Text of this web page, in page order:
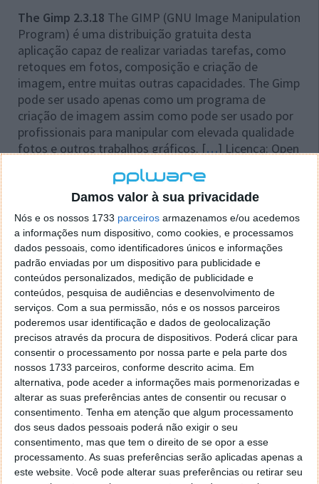
Damos valor à sua privacidade
Nós e os nossos 1733 parceiros armazenamos e/ou acedemos
a informações num dispositivo, como cookies, e processamos
dados pessoais, como identificadores únicos e informações
padrão enviadas por um dispositivo para publicidade e
conteúdos personalizados, medição de publicidade e
conteúdos, pesquisa de audiências e desenvolvimento de
serviços. Com a sua permissão, nós e os nossos parceiros
poderemos usar identificação e dados de geolocalização
precisos através da procura de dispositivos. Poderá clicar para
consentir o processamento por nossa parte e pela parte dos
nossos 1733 parceiros, conforme descrito acima. Em
alternativa, pode aceder a informações mais pormenorizadas e
alterar as suas preferências antes de consentir ou recusar o
consentimento. Tenha em atenção que algum processamento
dos seus dados pessoais poderá não exigir o seu
consentimento, mas que tem o direito de se opor a esse
processamento. As suas preferências serão aplicadas apenas a
este website. Você pode alterar suas preferências ou retirar seu
The Gimp 2.3.18 The GIMP (GNU Image Manipulation
Program) é uma distribuição gratuita desta
aplicação capaz de realizar variadas tarefas, como
retoques em fotos, composição e criação de
imagem, entre muitas outras capacidades. The Gimp
pode ser usado apenas como um programa de
criação de imagem assim como pode ser usado por
profissionais para manipular com elevada qualidade
fotos e outros trabalhos gráficos. […] Licença: Open
GIMP 2.3.18
YamiPod 1.4
Tem um iPod e quer gerir o seu
conteúdo mas não gosta do iTunes, vamos lá ver se
podemos ajudar. YamiPod permite passar ficheiros
do iPod para o PC e vice-versa, reconstruir a sua
livraria de musicas se necessário, pode ainda
importar listas de reproduções (PLS e M3U), localizar
musicas repetidas, sincronizar entre o PC e o iPod
para adicionar letras às sua musicas favoritas, com a
possibilidade de descarregar da Internet a letra que
não tenha. Toda uma completíssima ferramenta de
gestão que se converterá numa companhia
inseparável para o iPod. Licença: Freeware |
Download:YamiPod 1.4| Homepage:Yamipod
FFDShow MPEG-4 Video Decoder rev1288 Beta
ffdshow é um filtro descodificador DirectShow para
filmes codificados nos seguintes formatos: XviD,